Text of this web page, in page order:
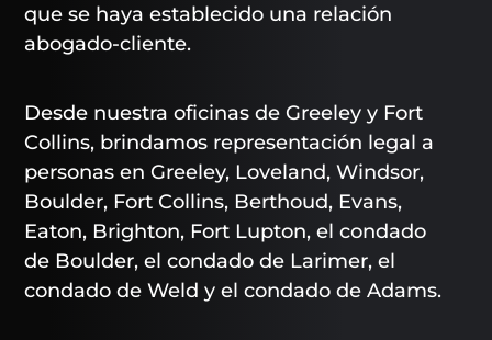
que se haya establecido una relación
abogado-cliente.
Desde nuestra oficinas de Greeley y Fort
Collins, brindamos representación legal a
personas en Greeley, Loveland, Windsor,
Boulder, Fort Collins, Berthoud, Evans,
Eaton, Brighton, Fort Lupton, el condado
de Boulder, el condado de Larimer, el
condado de Weld y el condado de Adams.